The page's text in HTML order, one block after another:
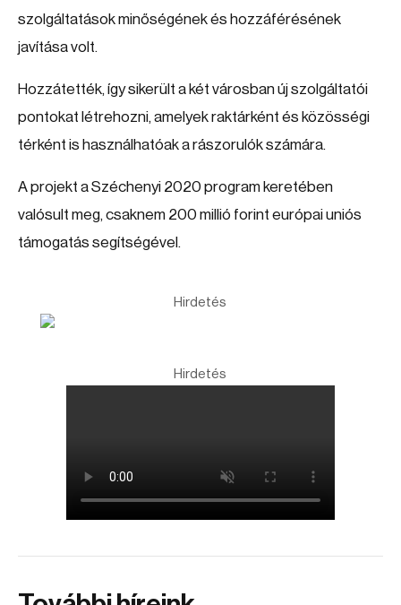
szolgáltatások minőségének és hozzáférésének
javítása volt.
Hozzátették, így sikerült a két városban új szolgáltatói
pontokat létrehozni, amelyek raktárként és közösségi
térként is használhatóak a rászorulók számára.
A projekt a Széchenyi 2020 program keretében
valósult meg, csaknem 200 millió forint európai uniós
támogatás segítségével.
Hirdetés
Hirdetés